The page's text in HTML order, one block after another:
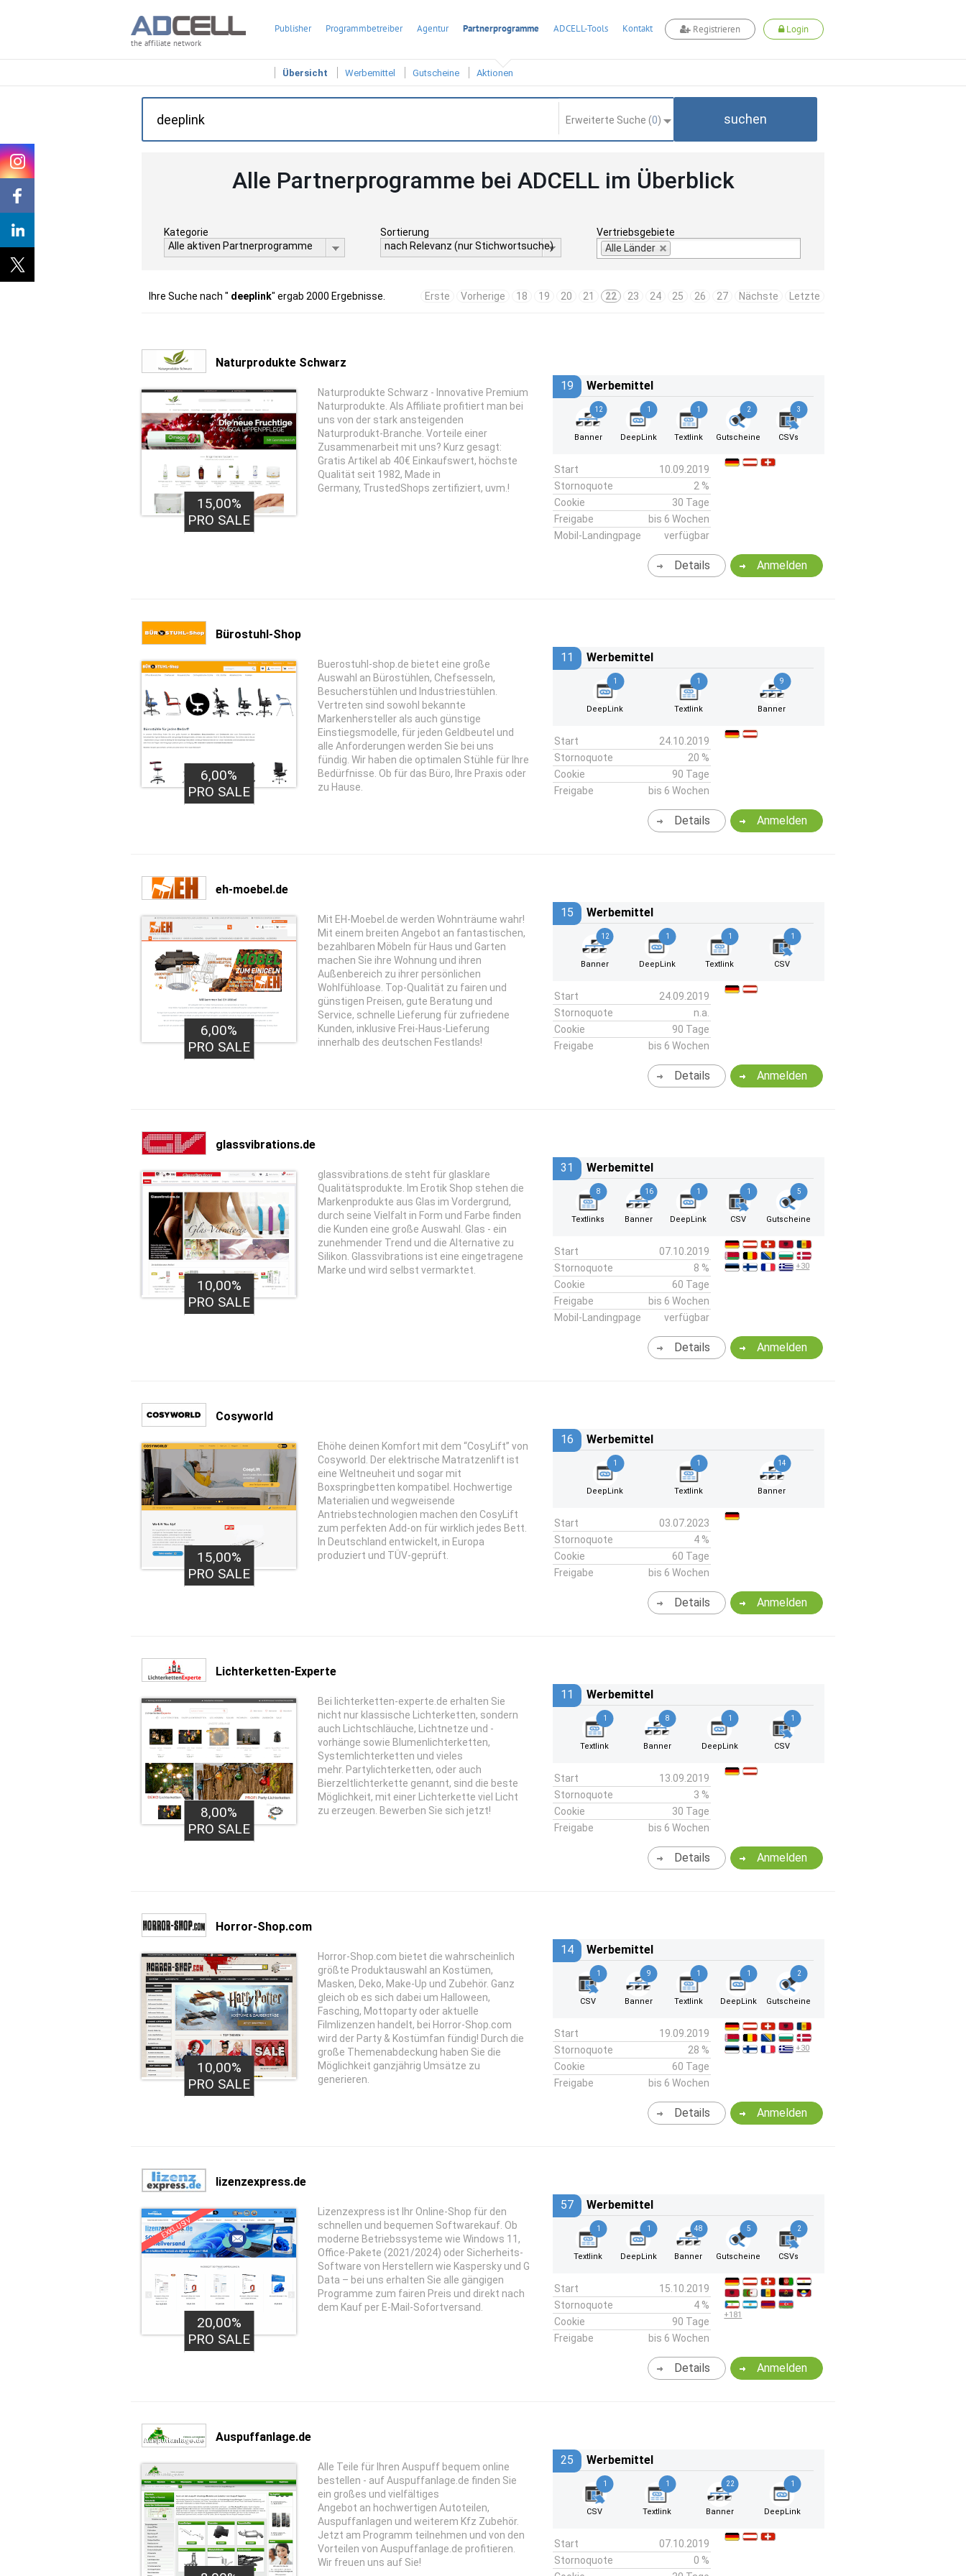
the affiliate network
Publisher Programmbetreiber Agentur Partnerprogramme ADCELL-Tools Kontakt Registrieren Login
Übersicht Werbemittel Gutscheine Aktionen
Erweiterte Suche (0) suchen
Alle Partnerprogramme bei ADCELL im Überblick
Kategorie
Alle aktiven Partnerprogramme
Sortierung
nach Relevanz (nur Stichwortsuche)
Vertriebsgebiete
Alle Länder
Ihre Suche nach " deeplink" ergab 2000 Ergebnisse. Erste Vorherige 18 19 20 21 22 23 24 25 26 27 Nächste Letzte
Naturprodukte Schwarz
15,00%
PRO SALE
Naturprodukte Schwarz - Innovative Premium
Naturprodukte. Als Affiliate profitiert man bei
uns von der stark ansteigenden
Naturprodukt-Branche. Vorteile einer
Zusammenarbeit mit uns? Kurz gesagt:
Gratis Artikel ab 40€ Einkaufswert, höchste
Qualität seit 1982, Made in
Germany, TrustedShops zertifiziert, uvm.!
19 Werbemittel
12
Banner
1
DeepLink
1
Textlink
2
Gutscheine
3
CSVs
Start
10.09.2019
Stornoquote
2 %
Cookie
30 Tage
Freigabe
bis 6 Wochen
Mobil-Landingpage
verfügbar
Anmelden
Details
Bürostuhl-Shop
6,00%
PRO SALE
Buerostuhl-shop.de bietet eine große
Auswahl an Bürostühlen, Chefsesseln,
Besucherstühlen und Industriestühlen.
Vertreten sind sowohl bekannte
Markenhersteller als auch günstige
Einstiegsmodelle, für jeden Geldbeutel und
alle Anforderungen werden Sie bei uns
fündig. Wir haben die optimalen Stühle für Ihre
Bedürfnisse. Ob für das Büro, Ihre Praxis oder
zu Hause.
11 Werbemittel
1
DeepLink
1
Textlink
9
Banner
Start
24.10.2019
Stornoquote
20 %
Cookie
90 Tage
Freigabe
bis 6 Wochen
Anmelden
Details
eh-moebel.de
6,00%
PRO SALE
Mit EH-Moebel.de werden Wohnträume wahr!
Mit einem breiten Angebot an fantastischen,
bezahlbaren Möbeln für Haus und Garten
machen Sie ihre Wohnung und ihren
Außenbereich zu ihrer persönlichen
Wohlfühloase. Top-Qualität zu fairen und
günstigen Preisen, gute Beratung und
Service, schnelle Lieferung für zufriedene
Kunden, inklusive Frei-Haus-Lieferung
innerhalb des deutschen Festlands!
15 Werbemittel
12
Banner
1
DeepLink
1
Textlink
1
CSV
Start
24.09.2019
Stornoquote
n.a.
Cookie
90 Tage
Freigabe
bis 6 Wochen
Anmelden
Details
glassvibrations.de
10,00%
PRO SALE
glassvibrations.de steht für glasklare
Qualitätsprodukte. Im Erotik Shop stehen die
Markenprodukte aus Glas im Vordergrund,
durch seine Vielfalt in Form und Farbe finden
die Kunden eine große Auswahl. Glas - ein
zunehmender Trend und die Alternative zu
Silikon. Glassvibrations ist eine eingetragene
Marke und wird selbst vermarktet.
31 Werbemittel
8
Textlinks
16
Banner
1
DeepLink
1
CSV
5
Gutscheine
Start
07.10.2019
Stornoquote
8 %
Cookie
60 Tage
Freigabe
bis 6 Wochen
Mobil-Landingpage
verfügbar
+30
Anmelden
Details
Cosyworld
15,00%
PRO SALE
Ehöhe deinen Komfort mit dem “CosyLift” von
Cosyworld. Der elektrische Matratzenlift ist
eine Weltneuheit und sogar mit
Boxspringbetten kompatibel. Hochwertige
Materialien und wegweisende
Antriebstechnologien machen den CosyLift
zum perfekten Add-on für wirklich jedes Bett.
In Deutschland entwickelt, in Europa
produziert und TÜV-geprüft.
16 Werbemittel
1
DeepLink
1
Textlink
14
Banner
Start
03.07.2023
Stornoquote
4 %
Cookie
60 Tage
Freigabe
bis 6 Wochen
Anmelden
Details
Lichterketten-Experte
8,00%
PRO SALE
Bei lichterketten-experte.de erhalten Sie
nicht nur klassische Lichterketten, sondern
auch Lichtschläuche, Lichtnetze und -
vorhänge sowie Blumenlichterketten,
Systemlichterketten und vieles
mehr. Partylichterketten, oder auch
Bierzeltlichterkette genannt, sind die beste
Möglichkeit, mit einer Lichterkette viel Licht
zu erzeugen. Bewerben Sie sich jetzt!
11 Werbemittel
1
Textlink
8
Banner
1
DeepLink
1
CSV
Start
13.09.2019
Stornoquote
3 %
Cookie
30 Tage
Freigabe
bis 6 Wochen
Anmelden
Details
Horror-Shop.com
10,00%
PRO SALE
Horror-Shop.com bietet die wahrscheinlich
größte Produktauswahl an Kostümen,
Masken, Deko, Make-Up und Zubehör. Ganz
gleich ob es sich dabei um Halloween,
Fasching, Mottoparty oder aktuelle
Filmlizenzen handelt, bei Horror-Shop.com
wird der Party & Kostümfan fündig! Durch die
große Themenabdeckung haben Sie die
Möglichkeit ganzjährig Umsätze zu
generieren.
14 Werbemittel
1
CSV
9
Banner
1
Textlink
1
DeepLink
2
Gutscheine
Start
19.09.2019
Stornoquote
28 %
Cookie
60 Tage
Freigabe
bis 6 Wochen
+30
Anmelden
Details
lizenzexpress.de
EXKLUSIV
20,00%
PRO SALE
Lizenzexpress ist Ihr Online-Shop für den
schnellen und bequemen Softwarekauf. Ob
moderne Betriebssysteme wie Windows 11,
Office-Pakete (2021/2024) oder Sicherheits-
Software von Herstellern wie Kaspersky und G
Data – bei uns erhalten Sie alle gängigen
Programme zum fairen Preis und direkt nach
dem Kauf per E-Mail-Sofortversand.
57 Werbemittel
1
Textlink
1
DeepLink
48
Banner
5
Gutscheine
2
CSVs
Start
15.10.2019
Stornoquote
4 %
Cookie
90 Tage
Freigabe
bis 6 Wochen
+181
Anmelden
Details
Auspuffanlage.de
Alle Teile für Ihren Auspuff bequem online
bestellen - auf Auspuffanlage.de finden Sie
ein großes und vielfältiges
Angebot an hochwertigen Autoteilen,
Auspuffanlagen und weiterem Kfz Zubehör.
Jetzt am Programm teilnehmen und von den
Vorteilen von Auspuffanlage.de profitieren.
Wir freuen uns auf Sie!
25 Werbemittel
1
CSV
1
Textlink
22
Banner
1
DeepLink
Start
07.10.2019
Stornoquote
0 %